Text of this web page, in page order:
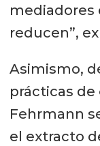
mediadores
reducen”,
Asimismo,
prácticas de
Fehrmann
el extracto